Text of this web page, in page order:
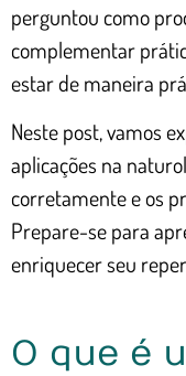
perguntou como
complementar
estar de maneira
Neste post, vamos
aplicações na
corretamente e os
Prepare-se para
enriquecer seu
O que é